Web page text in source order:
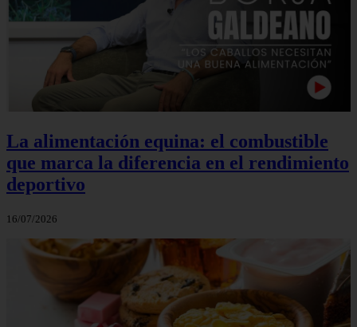
La alimentación equina: el combustible
que marca la diferencia en el rendimiento
deportivo
16/07/2026